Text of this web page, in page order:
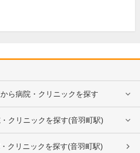
ら病院・クリニックを探す
クリニックを探す(音羽町駅)
クリニックを探す(音羽町駅)